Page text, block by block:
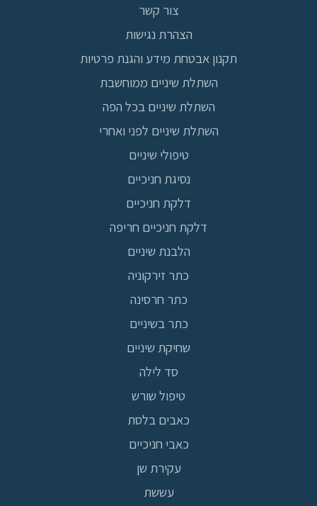
צור קשר
הצהרת נגישות
תקנון אבטחת מידע והגנת פרטיות
השתלת שיניים ממוחשבת
השתלת שיניים בכל הפה
השתלת שיניים לפני ואחרי
טיפולי שיניים
נסיגת חניכיים
דלקת חניכיים
דלקת חניכיים חריפה
הלבנת שיניים
כתר זירקוניה
כתר חרסינה
כתר בשיניים
שחיקת שיניים
סד לילה
טיפול שורש
כאבים בלסת
כאבי חניכיים
עקירת שן
עששת